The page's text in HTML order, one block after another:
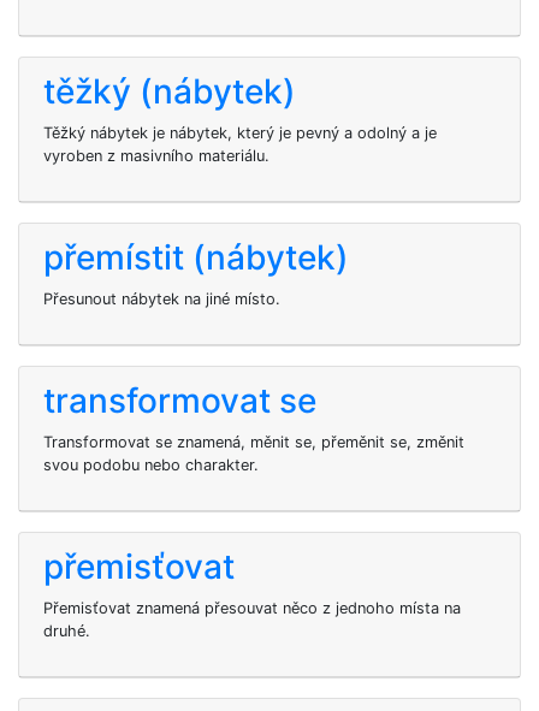
těžký (nábytek)
Těžký nábytek je nábytek, který je pevný a odolný a je
vyroben z masivního materiálu.
přemístit (nábytek)
Přesunout nábytek na jiné místo.
transformovat se
Transformovat se znamená, měnit se, přeměnit se, změnit
svou podobu nebo charakter.
přemisťovat
Přemisťovat znamená přesouvat něco z jednoho místa na
druhé.